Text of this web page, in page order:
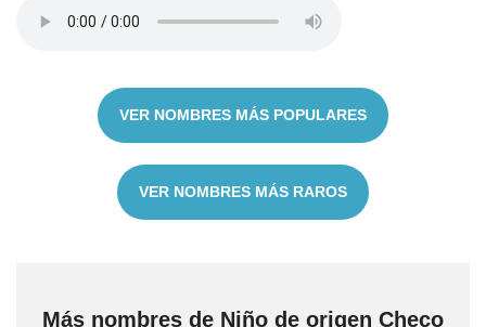
VER NOMBRES MÁS POPULARES
VER NOMBRES MÁS RAROS
Más nombres de Niño de origen Checo